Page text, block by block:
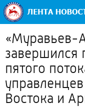
«Муравьев-
завершился
пятого
Востока и